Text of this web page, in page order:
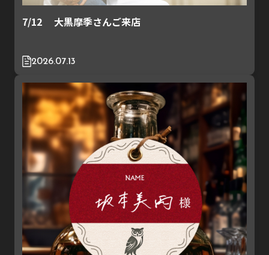
7/12 大黒摩季さんご来店
2026.07.13